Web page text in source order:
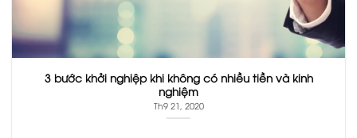
3 bước khởi nghiệp khi không có nhiều tiền và kinh
nghiệm
Th9 21, 2020